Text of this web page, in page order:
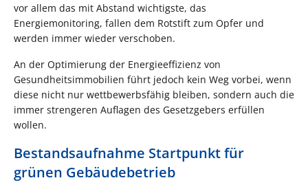
vor allem das mit Abstand wichtigste, das
Energiemonitoring, fallen dem Rotstift zum Opfer und
werden immer wieder verschoben.
An der Optimierung der Energieeffizienz von
Gesundheitsimmobilien führt jedoch kein Weg vorbei, wenn
diese nicht nur wettbewerbsfähig bleiben, sondern auch die
immer strengeren Auflagen des Gesetzgebers erfüllen
wollen.
Bestandsaufnahme Startpunkt für
grünen Gebäudebetrieb